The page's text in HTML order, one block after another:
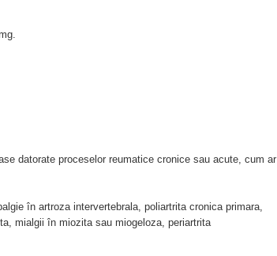
datorate proceselor reumatice cronice sau acute, cum ar
în artroza intervertebrala, poliartrita cronica primara,
mialgii în miozita sau miogeloza, periartrita